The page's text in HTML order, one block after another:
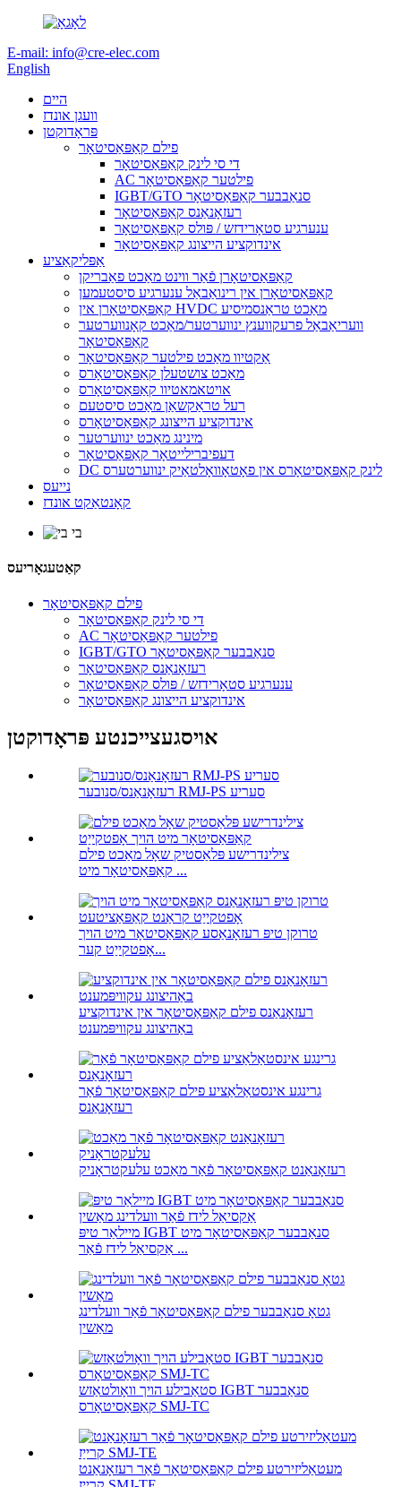
E-mail: info@cre-elec.com
English
היים
וועגן אונדז
פּראָדוקטן
פילם קאַפּאַסיטאָר
די סי לינק קאַפּאַסיטאָר
AC פילטער קאַפּאַסיטאָר
IGBT/GTO סנאַבבער קאַפּאַסיטאָר
רעזאָנאַנס קאַפּאַסיטאָר
ענערגיע סטאָרידזש / פּולס קאַפּאַסיטאָר
אינדוקציע הייצונג קאַפּאַסיטאָר
אַפּליקאַציע
קאַפּאַסיטאָרן פֿאַר ווינט מאַכט פאַבריקן
קאַפּאַסיטאָרן אין רינואַבאַל ענערגיע סיסטעמען
קאַפּאַסיטאָרן אין HVDC מאַכט טראַנסמיסיע
וועריאַבאַל פרעקווענץ ינווערטער/מאַכט קאָנווערטער
קאַפּאַסיטאָר
אַקטיוו מאַכט פילטער קאַפּאַסיטאָר
מאַכט צושטעלן קאַפּאַסיטאָרס
אויטאמאטיוו קאַפּאַסיטאָרס
רעל טראַקשאַן מאַכט סיסטעם
אינדוקציע הייצונג קאַפּאַסיטאָרס
מינינג מאַכט ינווערטער
דעפיברילייטאָר קאַפּאַסיטאָר
DC לינק קאַפּאַסיטאָרס אין פאָטאָוואָלטאַיק ינווערטערס
נייעס
קאָנטאַקט אונדז
קאַטעגאָריעס
פילם קאַפּאַסיטאָר
די סי לינק קאַפּאַסיטאָר
AC פילטער קאַפּאַסיטאָר
IGBT/GTO סנאַבבער קאַפּאַסיטאָר
רעזאָנאַנס קאַפּאַסיטאָר
ענערגיע סטאָרידזש / פּולס קאַפּאַסיטאָר
אינדוקציע הייצונג קאַפּאַסיטאָר
אויסגעצייכנטע פּראָדוקטן
רעזאָנאַנס/סנובער RMJ-PS סעריע
צילינדרישע פּלאַסטיק שאָל מאַכט פילם
קאַפּאַסיטאָר מיט ...
טרוקן טיפּ רעזאָנאַסע קאַפּאַסיטאָר מיט הויך
אָפטקייַט קער...
רעזאָנאַנס פילם קאַפּאַסיטאָר אין אינדוקציע
באַהיצונג עקוויפּמענט
גרינגע אינסטאַלאַציע פילם קאַפּאַסיטאָר פֿאַר
רעזאָנאַנס
רעזאָנאַנט קאַפּאַסיטאָר פֿאַר מאַכט עלעקטראָניק
מיילאַר טיפּ IGBT סנאַבבער קאַפּאַסיטאָר מיט
אַקסיאַל לידז פֿאַר ...
גטאָ סנאַבבער פילם קאַפּאַסיטאָר פֿאַר וועלדינג
מאַשין
סטאַבילע הויך וואָולטאַזש IGBT סנאַבבער
קאַפּאַסיטאָרס SMJ-TC
מעטאַליזירטע פילם קאַפּאַסיטאָר פֿאַר רעזאָנאַנט